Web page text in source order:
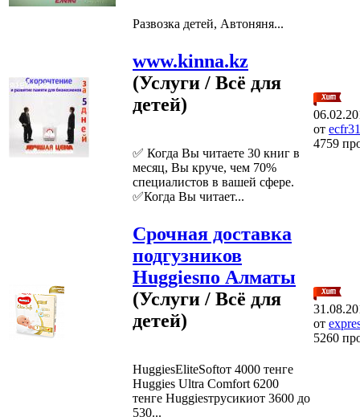
Развозка детей, Автоняня...
www.kinna.kz
(Услуги / Всё для
детей)
✅ Когда Вы читаете 30 книг в
месяц, Вы круче, чем 70%
специалистов в вашей сфере.
✅Когда Вы читает...
от
4759
Срочная доставка
подгузников
Huggiesпо Алматы
(Услуги / Всё для
детей)
HuggiesEliteSoftот 4000 тенге
Huggies Ultra Comfort 6200
тенге Huggiesтрусикиот 3600 до
530...
от
5260